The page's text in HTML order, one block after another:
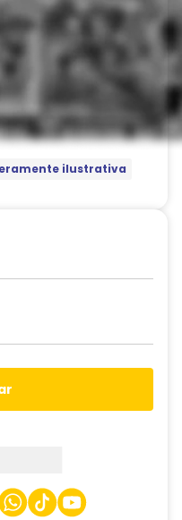
ilustrativa